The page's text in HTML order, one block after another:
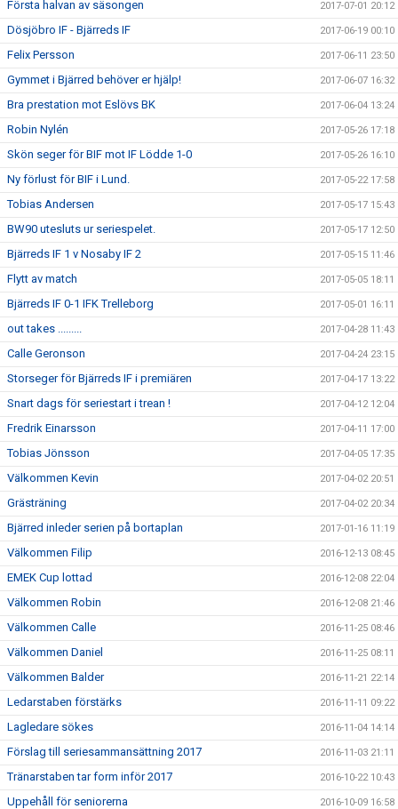
Första halvan av säsongen 2017-07-01 20:12
Dösjöbro IF - Bjärreds IF 2017-06-19 00:10
Felix Persson 2017-06-11 23:50
Gymmet i Bjärred behöver er hjälp! 2017-06-07 16:32
Bra prestation mot Eslövs BK 2017-06-04 13:24
Robin Nylén 2017-05-26 17:18
Skön seger för BIF mot IF Lödde 1-0 2017-05-26 16:10
Ny förlust för BIF i Lund. 2017-05-22 17:58
Tobias Andersen 2017-05-17 15:43
BW90 utesluts ur seriespelet. 2017-05-17 12:50
Bjärreds IF 1 v Nosaby IF 2 2017-05-15 11:46
Flytt av match 2017-05-05 18:11
Bjärreds IF 0-1 IFK Trelleborg 2017-05-01 16:11
out takes ......... 2017-04-28 11:43
Calle Geronson 2017-04-24 23:15
Storseger för Bjärreds IF i premiären 2017-04-17 13:22
Snart dags för seriestart i trean ! 2017-04-12 12:04
Fredrik Einarsson 2017-04-11 17:00
Tobias Jönsson 2017-04-05 17:35
Välkommen Kevin 2017-04-02 20:51
Grästräning 2017-04-02 20:34
Bjärred inleder serien på bortaplan 2017-01-16 11:19
Välkommen Filip 2016-12-13 08:45
EMEK Cup lottad 2016-12-08 22:04
Välkommen Robin 2016-12-08 21:46
Välkommen Calle 2016-11-25 08:46
Välkommen Daniel 2016-11-25 08:11
Välkommen Balder 2016-11-21 22:14
Ledarstaben förstärks 2016-11-11 09:22
Lagledare sökes 2016-11-04 14:14
Förslag till seriesammansättning 2017 2016-11-03 21:11
Tränarstaben tar form inför 2017 2016-10-22 10:43
Uppehåll för seniorerna 2016-10-09 16:58